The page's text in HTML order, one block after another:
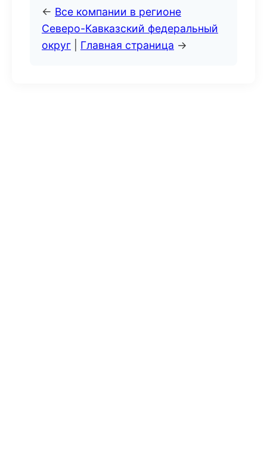
← Все компании в регионе
Северо-Кавказский федеральный
округ
Главная страница →